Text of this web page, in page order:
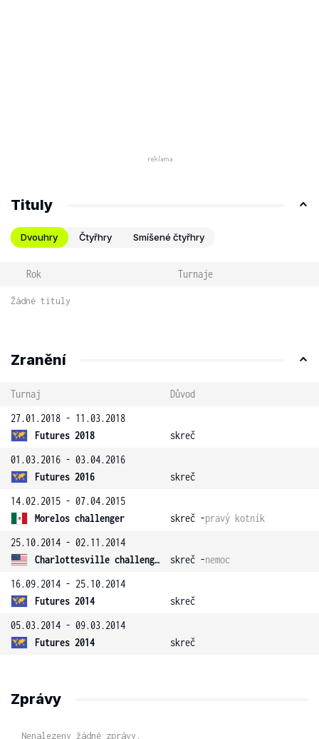
Tituly
Dvouhry Čtyřhry Smíšené čtyřhry
Rok Turnaje
Žádné tituly
Zranění
Turnaj
Důvod
27.01.2018 - 11.03.2018
Futures 2018
skreč
01.03.2016 - 03.04.2016
Futures 2016
skreč
14.02.2015 - 07.04.2015
Morelos challenger
skreč -pravý kotník
25.10.2014 - 02.11.2014
Charlottesville challenger
skreč -nemoc
16.09.2014 - 25.10.2014
Futures 2014
skreč
05.03.2014 - 09.03.2014
Futures 2014
skreč
Zprávy
Nenalezeny žádné zprávy.